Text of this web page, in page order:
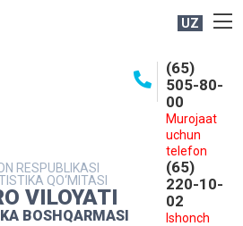
UZ
RESPUBLIKASI
QO‘MITASI
VILOYATI
BOSHQARMASI
(65)
505-80-
00
Murojaat
uchun
telefon
(65)
220-10-
02
Ishonch
XIZMATI